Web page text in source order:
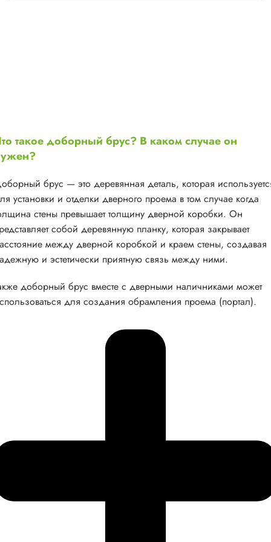
такое доборный брус? В каком случае он
брус — это деревянная деталь, которая
установки и отделки дверного проема в том случае когда
стены превышает толщину дверной коробки. Он
собой деревянную планку, которая закрывает
между дверной коробкой и краем стены, создавая
и эстетически приятную связь между ними.
доборный брус вместе с дверными наличниками может
для создания обрамления проема (портал).